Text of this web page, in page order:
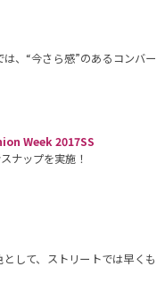
、“今さら感”のあるコンバー
Week 2017SS
ナップを実施！
して、ストリートでは早くも